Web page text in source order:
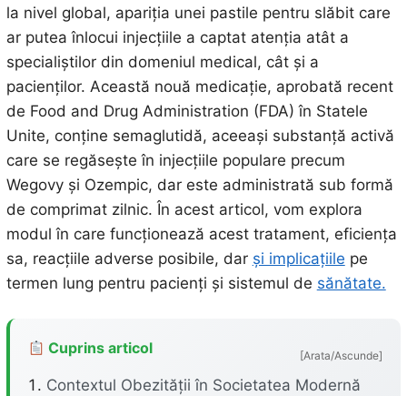
la nivel global, apariția unei pastile pentru slăbit care
ar putea înlocui injecțiile a captat atenția atât a
specialiștilor din domeniul medical, cât și a
pacienților. Această nouă medicație, aprobată recent
de Food and Drug Administration (FDA) în Statele
Unite, conține semaglutidă, aceeași substanță activă
care se regăsește în injecțiile populare precum
Wegovy și Ozempic, dar este administrată sub formă
de comprimat zilnic. În acest articol, vom explora
modul în care funcționează acest tratament, eficiența
sa, reacțiile adverse posibile, dar și implicațiile pe
termen lung pentru pacienți și sistemul de sănătate.
Cuprins articol [Arata/Ascunde]
Contextul Obezității în Societatea Modernă